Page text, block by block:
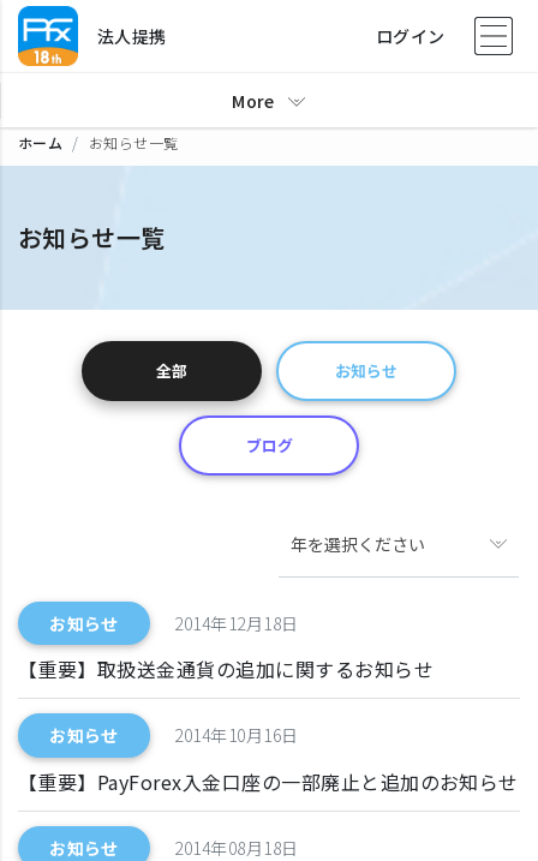
法人提携 ログイン
More
ホーム お知らせ一覧
お知らせ一覧
全部 お知らせ
ブログ
年を選択ください
お知らせ 2014年12月18日
【重要】取扱送金通貨の追加に関するお知らせ
お知らせ 2014年10月16日
【重要】PayForex入金口座の一部廃止と追加のお知らせ
お知らせ 2014年08月18日